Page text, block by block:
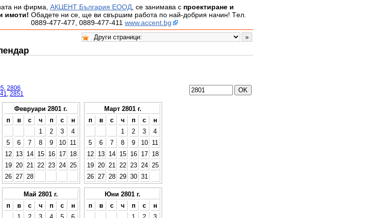
ни фирма, АКЦЕНТ България ЕООД, се занимава с проектиране и
имоти! Обадете ни се, ще ви свършим работа по най-добрия начин! Tел.
0889-477-477, 0889-477-411 www.accent.bg
2806
2851
Февруари 2801 г.
п
в с ч п с
н
1
2 3
4
5
6 7 8 9 10
11
12
13 14 15 16 17
18
19
20 21 22 23 24
25
26
27 28
Март 2801 г.
п
в с ч п с
н
1
2 3
4
5
6 7 8 9 10
11
12
13 14 15 16 17
18
19
20 21 22 23 24
25
26
27 28 29 30 31
Май 2801 г.
п
в с ч п с
н
Юни 2801 г.
п
в с ч п с
н